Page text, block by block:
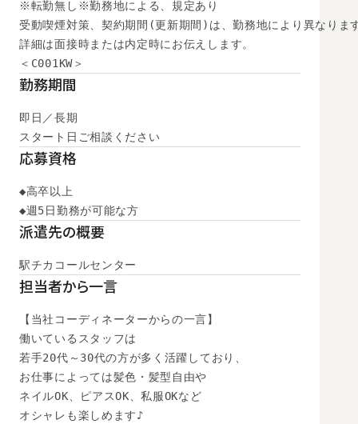
※転勤無し※勤務地による、規定あり
受動喫煙対策、契約期間(更新期間)は、勤務地により異なりま
詳細は面接時または内定時にお伝えします。
＜C001KW＞
勤務期間
即日／長期
スタート日ご相談ください
応募資格
◆高卒以上
◆週5日勤務が可能な方
派遣先の概要
駅チカコールセンター
担当者から一言
【当社コーディネーターからの一言】
働いているスタッフは
若手20代～30代の方が多く活躍しており、
お仕事によっては髪色・髪型自由や
ネイルOK、ピアスOK、私服OKなど
オシャレも楽しめます♪